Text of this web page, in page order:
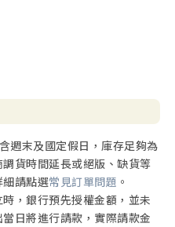
週末及國定假日，庫存足夠為
貨時間延長或絕版、缺貨等
請點選常見訂單問題 。
，銀行預先授權金額，並未
日將進行請款，實際請款金